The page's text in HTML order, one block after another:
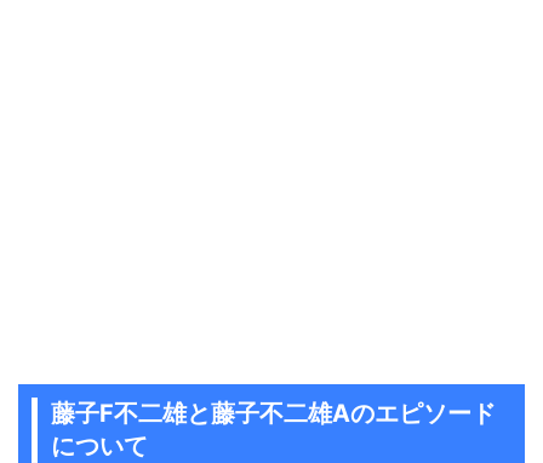
藤子F不二雄と藤子不二雄Aのエピソード
について